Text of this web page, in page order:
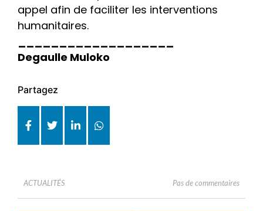
appel afin de faciliter les interventions
humanitaires.
Degaulle Muloko
Partagez
ACTUALITÉS Pas de commentaires